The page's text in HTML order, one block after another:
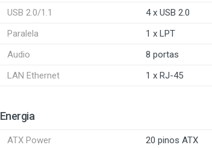
USB 2.0/1.1
4 x USB 2.0
Paralela
1 x LPT
Audio
8 portas
LAN Ethernet
1 x RJ-45
Energia
ATX Power
20 pinos ATX